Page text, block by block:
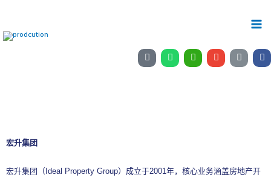
宏升集团
宏升集团（Ideal Property Group）成立于2001年，核心业务涵盖房地产开